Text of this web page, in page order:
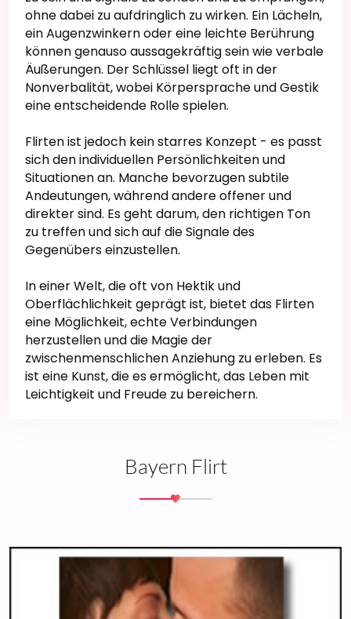
ohne dabei zu aufdringlich zu wirken. Ein Lächeln,
ein Augenzwinkern oder eine leichte Berührung
können genauso aussagekräftig sein wie verbale
Äußerungen. Der Schlüssel liegt oft in der
Nonverbalität, wobei Körpersprache und Gestik
eine entscheidende Rolle spielen.
Flirten ist jedoch kein starres Konzept - es passt
sich den individuellen Persönlichkeiten und
Situationen an. Manche bevorzugen subtile
Andeutungen, während andere offener und
direkter sind. Es geht darum, den richtigen Ton
zu treffen und sich auf die Signale des
Gegenübers einzustellen.
In einer Welt, die oft von Hektik und
Oberflächlichkeit geprägt ist, bietet das Flirten
eine Möglichkeit, echte Verbindungen
herzustellen und die Magie der
zwischenmenschlichen Anziehung zu erleben. Es
ist eine Kunst, die es ermöglicht, das Leben mit
Leichtigkeit und Freude zu bereichern.
Bayern Flirt